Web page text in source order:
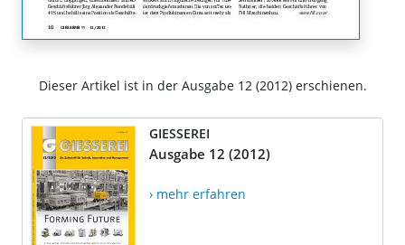
Dieser Artikel ist in der Ausgabe 12 (2012) erschienen.
GIESSEREI
Ausgabe 12 (2012)
› mehr erfahren